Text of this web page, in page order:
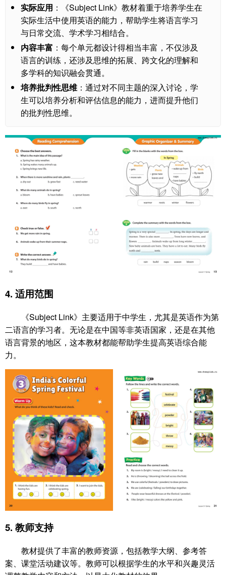
实际应用 ：《Subject Link》教材着重于培养学生在
实际生活中使用英语的能力，帮助学生将语言学习
与日常交流、学术学习相结合。
内容丰富 ：每个单元都设计得相当丰富，不仅涉及
语言的训练，还涉及思维的拓展、跨文化的理解和
多学科的知识融会贯通。
培养批判性思维 ：通过对不同主题的深入讨论，学
生可以培养分析和评估信息的能力，进而提升他们
的批判性思维。
4. 适用范围
《Subject Link》主要适用于中学生，尤其是英语作为第
二语言的学习者。无论是在中国等非英语国家，还是在其他
语言背景的地区，这本教材都能帮助学生提高英语综合能
力。
5. 教师支持
教材提供了丰富的教师资源，包括教学大纲、参考答
案、课堂活动建议等。教师可以根据学生的水平和兴趣灵活